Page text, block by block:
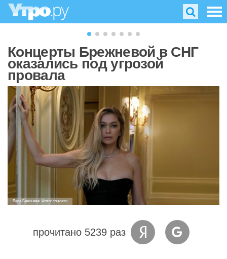
Концерты Брежневой в СНГ
оказались под угрозой
провала
Вера Брежнева. Фото: соцсети
прочитано 5239 раз